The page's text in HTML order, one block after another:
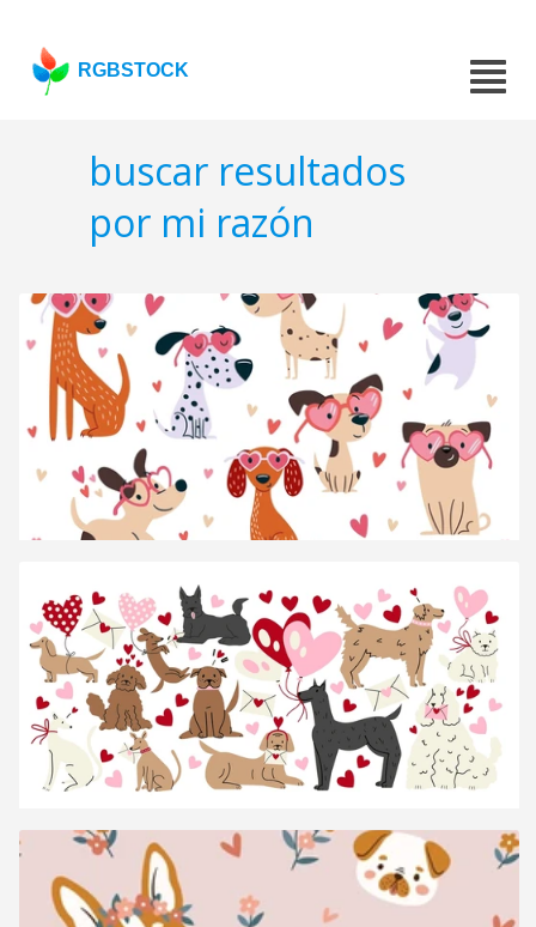
RGBSTOCK
buscar resultados
por mi razón